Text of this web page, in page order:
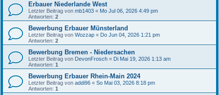
Erbauer Niederlande West
Letzter Beitrag von mb1403 « Mo Jul 06, 2026 4:49 pm
Antworten: 2
Bewerbung Erbauer Münsterland
Letzter Beitrag von Wozzap « Do Jun 04, 2026 1:21 pm
Antworten: 2
Bewerbung Bremen - Niedersachen
Letzter Beitrag von DevonFrosch « Di Mai 19, 2026 1:13 am
Antworten: 1
Bewerbung Erbauer Rhein-Main 2024
Letzter Beitrag von addi96 « So Mai 03, 2026 8:18 pm
Antworten: 1